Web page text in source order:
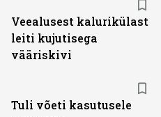
Veealusest kalurikülast
leiti kujutisega
vääriskivi
Tuli võeti kasutusele